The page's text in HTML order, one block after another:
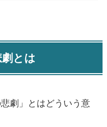
とは
劇」とはどういう意